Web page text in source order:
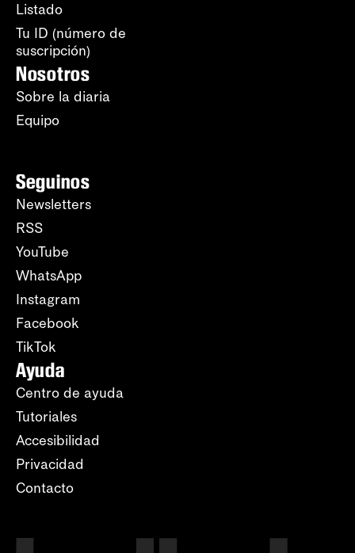
Listado
Tu ID (número de
suscripción)
Nosotros
Sobre la diaria
Equipo
Seguinos
Newsletters
RSS
YouTube
WhatsApp
Instagram
Facebook
TikTok
Ayuda
Centro de ayuda
Tutoriales
Accesibilidad
Privacidad
Contacto